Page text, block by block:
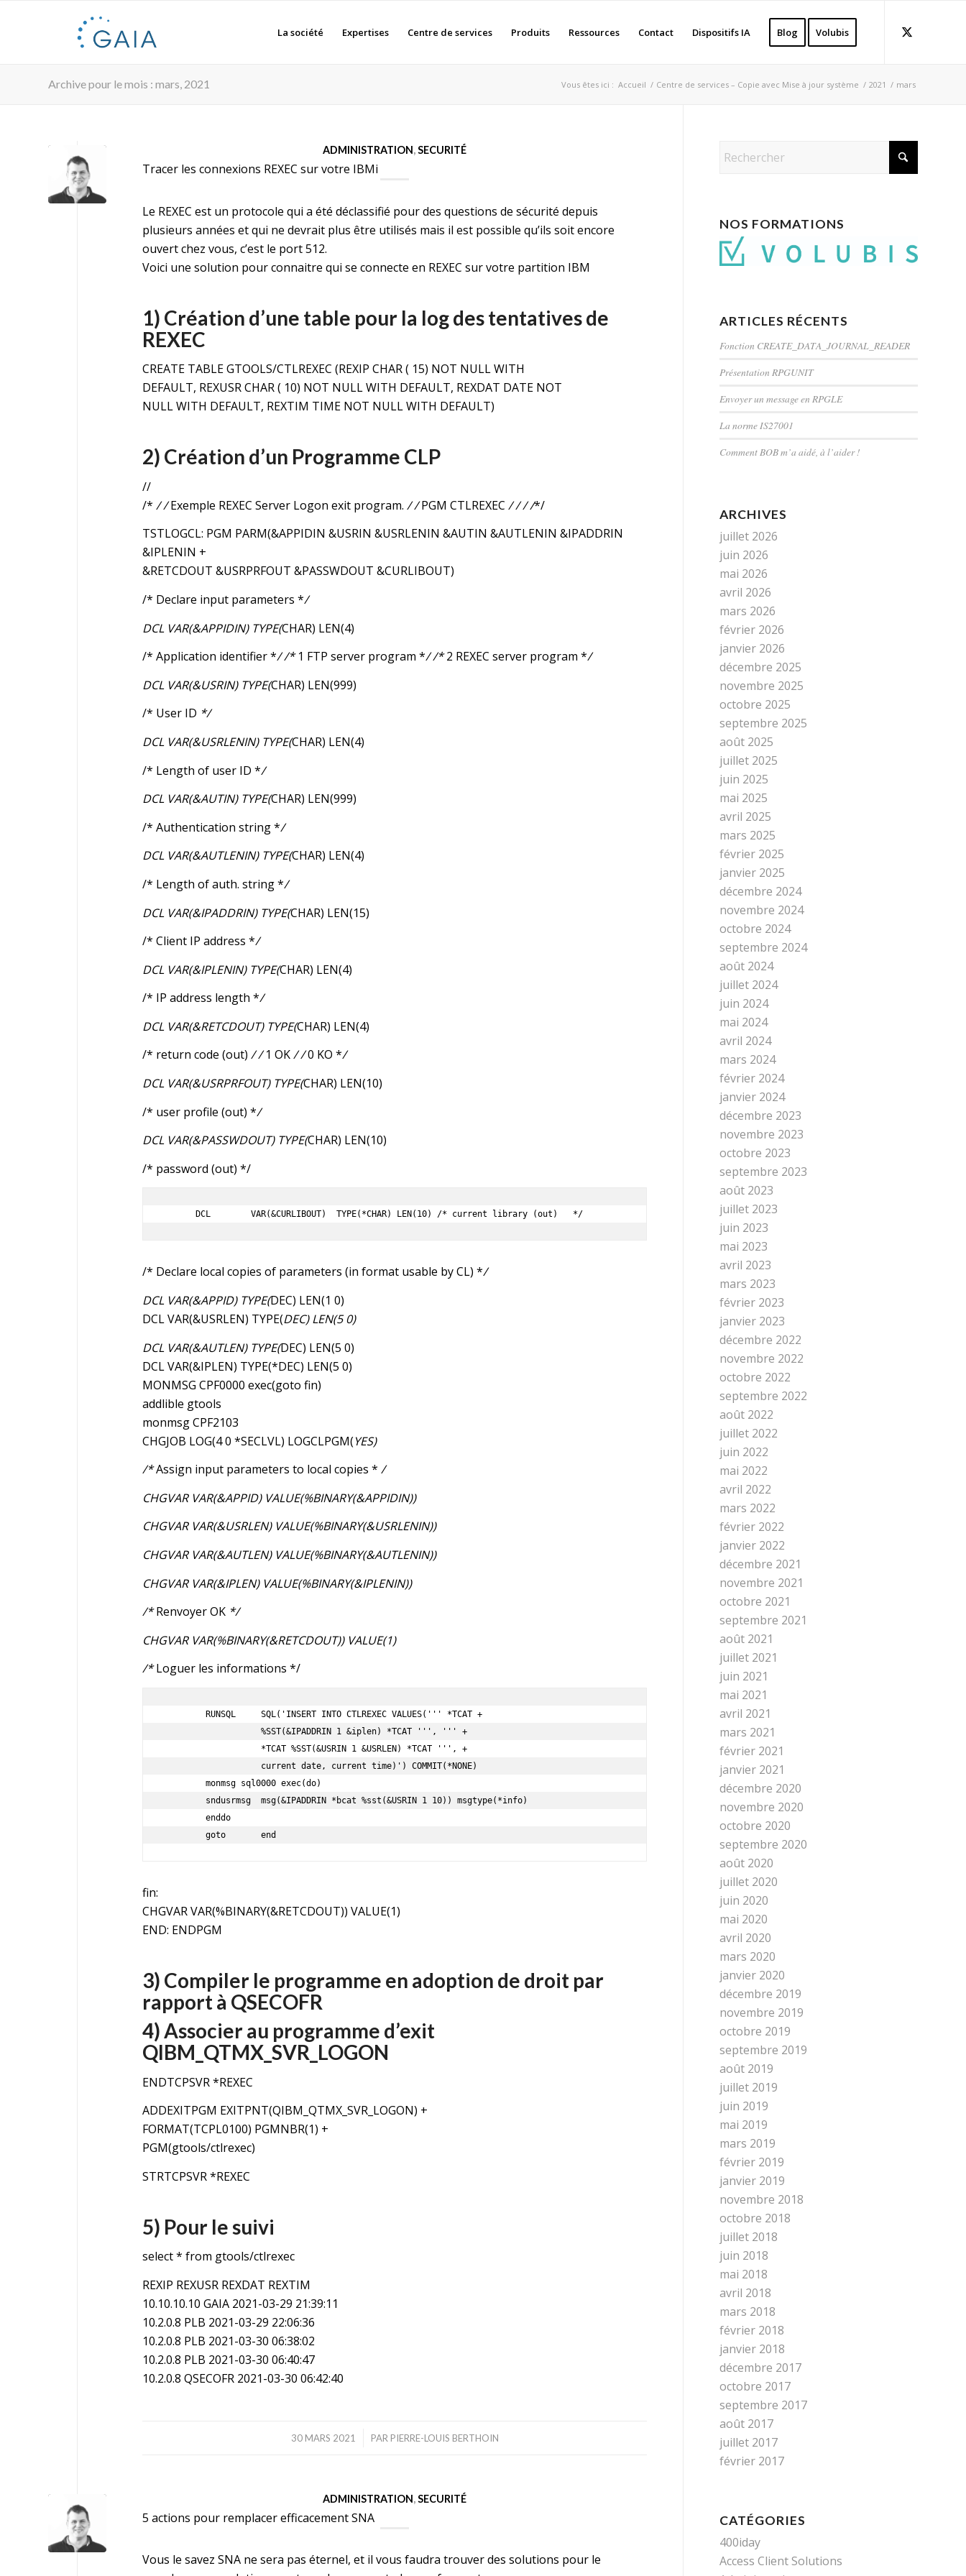
La société Expertises Centre de services Produits Ressources Contact Dispositifs IA Blog Volubis
Archive pour le mois : mars, 2021 Vous êtes ici : Accueil / Centre de services – Copie avec Mise à jour système / 2021 / mars
ADMINISTRATION,SECURITÉ
Tracer les connexions REXEC sur votre IBMi
Le REXEC est un protocole qui a été déclassifié pour des questions de sécurité depuis
plusieurs années et qui ne devrait plus être utilisés mais il est possible qu’ils soit encore
ouvert chez vous, c’est le port 512.
Voici une solution pour connaitre qui se connecte en REXEC sur votre partition IBM
1) Création d’une table pour la log des tentatives de
REXEC
CREATE TABLE GTOOLS/CTLREXEC (REXIP CHAR ( 15) NOT NULL WITH
DEFAULT, REXUSR CHAR ( 10) NOT NULL WITH DEFAULT, REXDAT DATE NOT
NULL WITH DEFAULT, REXTIM TIME NOT NULL WITH DEFAULT)
2) Création d’un Programme CLP
//
/* / /Exemple REXEC Server Logon exit program. / /PGM CTLREXEC / // /*/
TSTLOGCL: PGM PARM(&APPIDIN &USRIN &USRLENIN &AUTIN &AUTLENIN &IPADDRIN
&IPLENIN +
&RETCDOUT &USRPRFOUT &PASSWDOUT &CURLIBOUT)
/* Declare input parameters */
DCL VAR(&APPIDIN) TYPE(CHAR) LEN(4)
/* Application identifier */ /*1 FTP server program */ /*2 REXEC server program */
DCL VAR(&USRIN) TYPE(CHAR) LEN(999)
/* User ID */
DCL VAR(&USRLENIN) TYPE(CHAR) LEN(4)
/* Length of user ID */
DCL VAR(&AUTIN) TYPE(CHAR) LEN(999)
/* Authentication string */
DCL VAR(&AUTLENIN) TYPE(CHAR) LEN(4)
/* Length of auth. string */
DCL VAR(&IPADDRIN) TYPE(CHAR) LEN(15)
/* Client IP address */
DCL VAR(&IPLENIN) TYPE(CHAR) LEN(4)
/* IP address length */
DCL VAR(&RETCDOUT) TYPE(CHAR) LEN(4)
/* return code (out) / /1 OK/ /0 KO */
DCL VAR(&USRPRFOUT) TYPE(CHAR) LEN(10)
/* user profile (out) */
DCL VAR(&PASSWDOUT) TYPE(CHAR) LEN(10)
/* password (out) */
       DCL        VAR(&CURLIBOUT)  TYPE(*CHAR) LEN(10) /* current library (out)   */
/* Declare local copies of parameters (in format usable by CL) */
DCL VAR(&APPID) TYPE(DEC) LEN(1 0)
DCL VAR(&USRLEN) TYPE(DEC) LEN(5 0)
DCL VAR(&AUTLEN) TYPE(DEC) LEN(5 0)
DCL VAR(&IPLEN) TYPE(*DEC) LEN(5 0)
MONMSG CPF0000 exec(goto fin)
addlible gtools
monmsg CPF2103
CHGJOB LOG(4 0 *SECLVL) LOGCLPGM(YES)
/*Assign input parameters to local copies * /
CHGVAR VAR(&APPID) VALUE(%BINARY(&APPIDIN))
CHGVAR VAR(&USRLEN) VALUE(%BINARY(&USRLENIN))
CHGVAR VAR(&AUTLEN) VALUE(%BINARY(&AUTLENIN))
CHGVAR VAR(&IPLEN) VALUE(%BINARY(&IPLENIN))
/*Renvoyer OK */
CHGVAR VAR(%BINARY(&RETCDOUT)) VALUE(1)
/*Loguer les informations */
         goto       end
fin:
CHGVAR VAR(%BINARY(&RETCDOUT)) VALUE(1)
END: ENDPGM
3) Compiler le programme en adoption de droit par
rapport à QSECOFR
4) Associer au programme d’exit
QIBM_QTMX_SVR_LOGON
ENDTCPSVR *REXEC
ADDEXITPGM EXITPNT(QIBM_QTMX_SVR_LOGON) +
FORMAT(TCPL0100) PGMNBR(1) +
PGM(gtools/ctlrexec)
STRTCPSVR *REXEC
5) Pour le suivi
select * from gtools/ctlrexec
REXIP REXUSR REXDAT REXTIM
10.10.10.10 GAIA 2021-03-29 21:39:11
10.2.0.8 PLB 2021-03-29 22:06:36
10.2.0.8 PLB 2021-03-30 06:38:02
10.2.0.8 PLB 2021-03-30 06:40:47
10.2.0.8 QSECOFR 2021-03-30 06:42:40
30 MARS 2021
/ PAR PIERRE-LOUIS BERTHOIN
ADMINISTRATION,SECURITÉ
5 actions pour remplacer efficacement SNA
Vous le savez SNA ne sera pas éternel, et il vous faudra trouver des solutions pour le
NOS FORMATIONS
ARTICLES RÉCENTS
Fonction CREATE_DATA_JOURNAL_READER
Présentation RPGUNIT
Envoyer un message en RPGLE
La norme IS27001
Comment BOB m’a aidé, à l’aider !
ARCHIVES
juillet 2026
juin 2026
mai 2026
avril 2026
mars 2026
février 2026
janvier 2026
décembre 2025
novembre 2025
octobre 2025
septembre 2025
août 2025
juillet 2025
juin 2025
mai 2025
avril 2025
mars 2025
février 2025
janvier 2025
décembre 2024
novembre 2024
octobre 2024
septembre 2024
août 2024
juillet 2024
juin 2024
mai 2024
avril 2024
mars 2024
février 2024
janvier 2024
décembre 2023
novembre 2023
octobre 2023
septembre 2023
août 2023
juillet 2023
juin 2023
mai 2023
avril 2023
mars 2023
février 2023
janvier 2023
décembre 2022
novembre 2022
octobre 2022
septembre 2022
août 2022
juillet 2022
juin 2022
mai 2022
avril 2022
mars 2022
février 2022
janvier 2022
décembre 2021
novembre 2021
octobre 2021
septembre 2021
août 2021
juillet 2021
juin 2021
mai 2021
avril 2021
mars 2021
février 2021
janvier 2021
décembre 2020
novembre 2020
octobre 2020
septembre 2020
août 2020
juillet 2020
juin 2020
mai 2020
avril 2020
mars 2020
janvier 2020
décembre 2019
novembre 2019
octobre 2019
septembre 2019
août 2019
juillet 2019
juin 2019
mai 2019
mars 2019
février 2019
janvier 2019
novembre 2018
octobre 2018
juillet 2018
juin 2018
mai 2018
avril 2018
mars 2018
février 2018
janvier 2018
décembre 2017
octobre 2017
septembre 2017
août 2017
juillet 2017
février 2017
CATÉGORIES
400iday
Access Client Solutions